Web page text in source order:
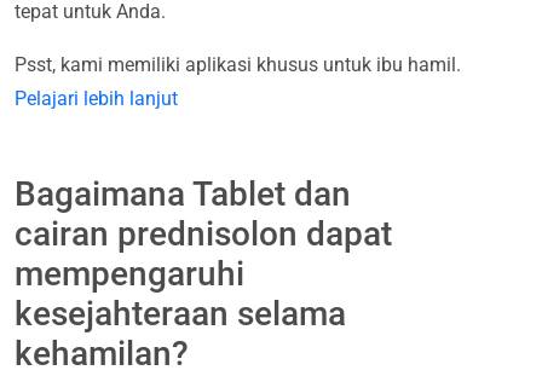
tepat untuk Anda.
Psst, kami memiliki aplikasi khusus untuk ibu hamil.
Pelajari lebih lanjut
Bagaimana Tablet dan
cairan prednisolon dapat
mempengaruhi
kesejahteraan selama
kehamilan?